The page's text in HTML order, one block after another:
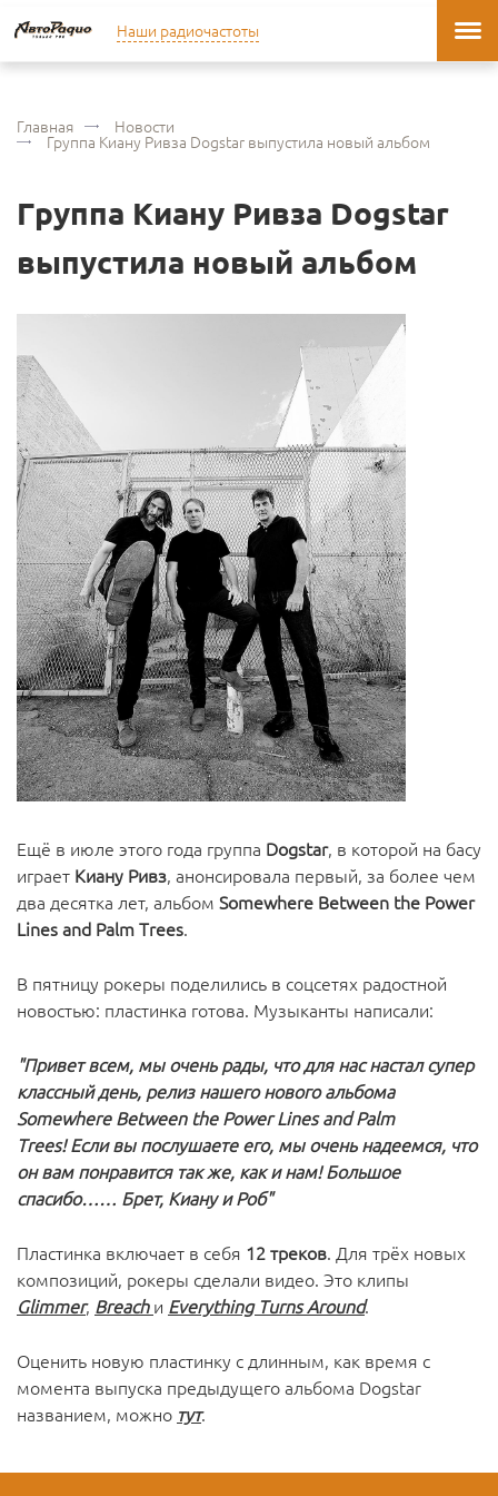
Наши радиочастоты
Главная Новости
Группа Киану Ривза Dogstar выпустила новый альбом
Группа Киану Ривза Dogstar
выпустила новый альбом
Ещё в июле этого года группа Dogstar, в которой на басу
играет Киану Ривз, анонсировала первый, за более чем
два десятка лет, альбом Somewhere Between the Power
Lines and Palm Trees.
В пятницу рокеры поделились в соцсетях радостной
новостью: пластинка готова. Музыканты написали:
"Привет всем, мы очень рады, что для нас настал супер
классный день, релиз нашего нового альбома
Somewhere Between the Power Lines and Palm
Trees! Если вы послушаете его, мы очень надеемся, что
он вам понравится так же, как и нам! Большое
спасибо…… Брет, Киану и Роб"
Пластинка включает в себя 12 треков. Для трёх новых
композиций, рокеры сделали видео. Это клипы
Glimmer, Breachи Everything Turns Around.
Оценить новую пластинку с длинным, как время с
момента выпуска предыдущего альбома Dogstar
названием, можно тут.